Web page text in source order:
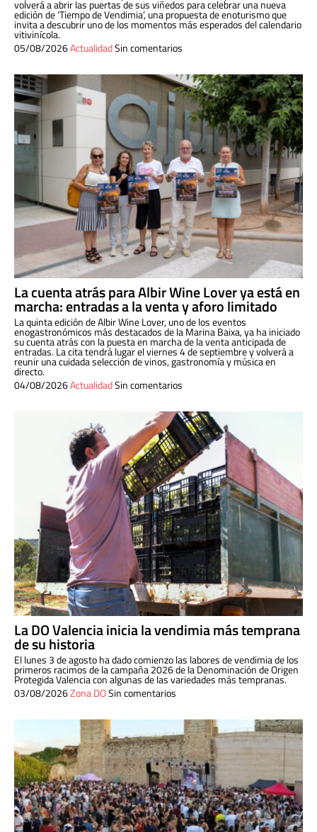
volverá a abrir las puertas de sus viñedos para celebrar una nueva
edición de ‘Tiempo de Vendimia’, una propuesta de enoturismo que
invita a descubrir uno de los momentos más esperados del calendario
vitivinícola.
05/08/2026ActualidadSin comentarios
La cuenta atrás para Albir Wine Lover ya está en
marcha: entradas a la venta y aforo limitado
La quinta edición de Albir Wine Lover, uno de los eventos
enogastronómicos más destacados de la Marina Baixa, ya ha iniciado
su cuenta atrás con la puesta en marcha de la venta anticipada de
entradas. La cita tendrá lugar el viernes 4 de septiembre y volverá a
reunir una cuidada selección de vinos, gastronomía y música en
directo.
04/08/2026ActualidadSin comentarios
La DO Valencia inicia la vendimia más temprana
de su historia
El lunes 3 de agosto ha dado comienzo las labores de vendimia de los
primeros racimos de la campaña 2026 de la Denominación de Origen
Protegida Valencia con algunas de las variedades más tempranas.
03/08/2026Zona DOSin comentarios